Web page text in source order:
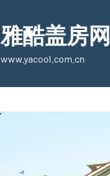
雅酷盖房网
www.yacool.com.cn